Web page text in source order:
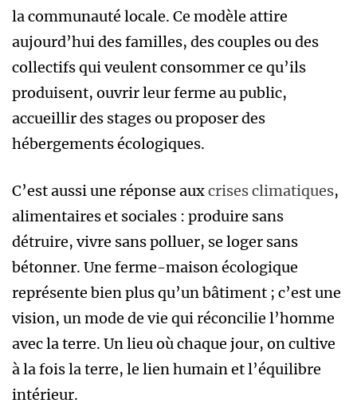
la communauté locale. Ce modèle attire
aujourd’hui des familles, des couples ou des
collectifs qui veulent consommer ce qu’ils
produisent, ouvrir leur ferme au public,
accueillir des stages ou proposer des
hébergements écologiques.
C’est aussi une réponse auxcrises climatiques,
alimentaires et sociales : produire sans
détruire, vivre sans polluer, se loger sans
bétonner. Une ferme-maison écologique
représente bien plus qu’un bâtiment ; c’est une
vision, un mode de vie qui réconcilie l’homme
avec la terre. Un lieu où chaque jour, on cultive
à la fois la terre, le lien humain et l’équilibre
intérieur.